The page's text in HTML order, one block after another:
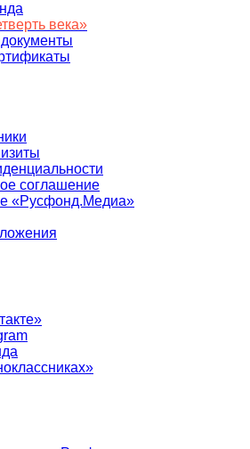
века»
соглашение
«Русфонд.Медиа»